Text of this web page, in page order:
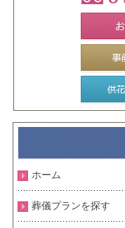
ホーム
葬儀プランを探す